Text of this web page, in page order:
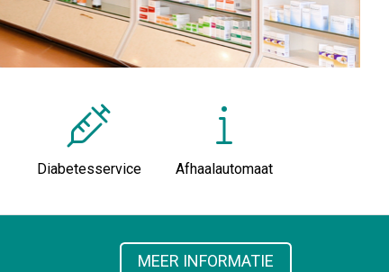
Diabetesservice Afhaalautomaat
MEER INFORMATIE